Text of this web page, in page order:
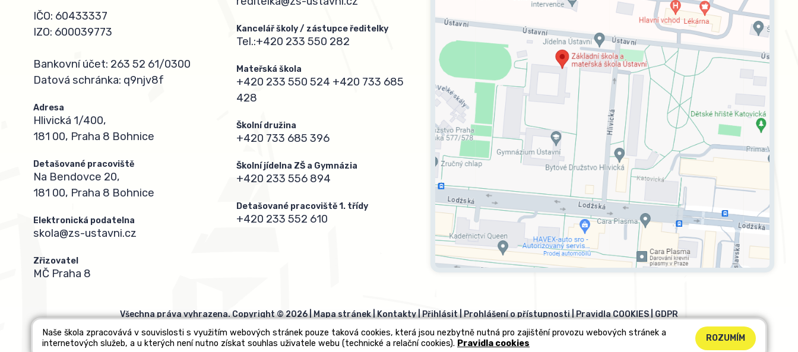
IČO: 60433337
IZO: 600039773
Bankovní účet: 263 52 61/0300
Datová schránka: q9njv8f
Adresa
Hlivická 1/400,
181 00, Praha 8 Bohnice
Detašované pracoviště
Na Bendovce 20,
181 00, Praha 8 Bohnice
Elektronická podatelna
skola@zs-ustavni.cz
Zřizovatel
MČ Praha 8
Kancelář školy / zástupce ředitelky
Tel.:+420 233 550 282
Mateřská škola
+420 233 550 524 +420 733 685
428
Školní družina
+420 733 685 396
Školní jídelna ZŠ a Gymnázia
+420 233 556 894
Detašované pracoviště 1. třídy
+420 233 552 610
Všechna práva vyhrazena. Copyright © 2026 |Mapa stránek|Kontakty|Přihlásit|Prohlášení o přístupnosti|Pravidla COOKIES|GDPR
Naše škola zpracovává v souvislosti s využitím webových stránek pouze taková cookies, která jsou nezbytně nutná pro zajištění provozu webových stránek a
internetových služeb, a u kterých není nutno získat souhlas uživatele webu (technické a relační cookies). Pravidla cookies
ROZUMÍM